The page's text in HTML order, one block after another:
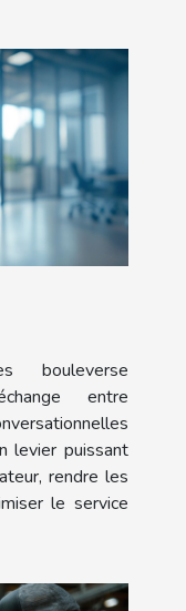
bouleverse
entre
levier puissant
rendre les
le service